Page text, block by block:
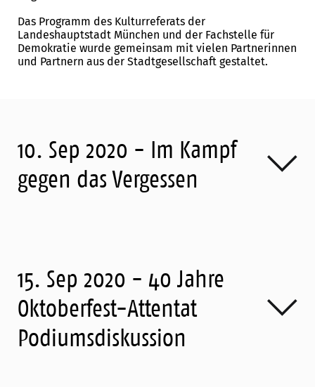
Das Programm des Kulturreferats der
Landeshauptstadt München und der Fachstelle für
Demokratie wurde gemeinsam mit vielen Partnerinnen
und Partnern aus der Stadtgesellschaft gestaltet.
10. Sep 2020 - Im Kampf
gegen das Vergessen
15. Sep 2020 - 40 Jahre
Oktoberfest-Attentat
Podiumsdiskussion